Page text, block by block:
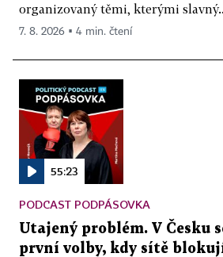
organizovaný těmi, kterými
7. 8. 2026 ▪ 4 min. čtení
55:23
PODCAST PODPÁSOVKA
Utajený problém. V Česku
první volby, kdy sítě